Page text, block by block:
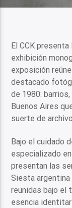
El CCK presenta
exhibición
exposición
destacado
de 1980:
Buenos Aires
suerte de
Bajo el cuidado
especializado
presentan las
Siesta
reunidas bajo el
esencia